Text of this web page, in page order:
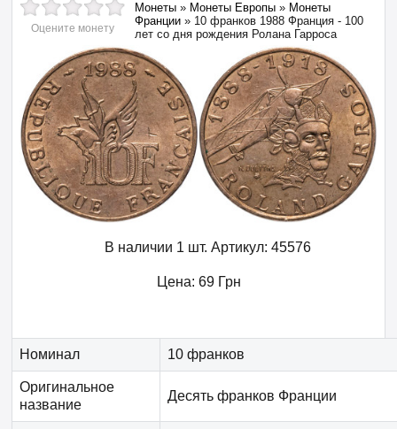
Оцените монету
Монеты » Монеты Европы » Монеты
Франции » 10 франков 1988 Франция - 100
лет со дня рождения Ролана Гарроса
В наличии 1 шт. Артикул: 45576
Цена: 69 Грн
Номинал 10 франков
Оригинальное
название
Десять франков Франции